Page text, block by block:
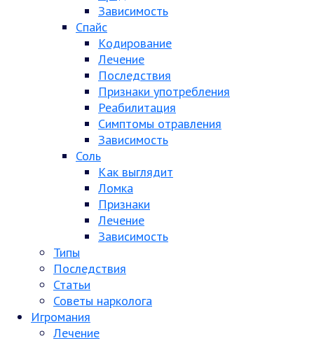
Зависимость
Спайс
Кодирование
Лечение
Последствия
Признаки употребления
Реабилитация
Симптомы отравления
Зависимость
Соль
Как выглядит
Ломка
Признаки
Лечение
Зависимость
Типы
Последствия
Статьи
Советы нарколога
Игромания
Лечение